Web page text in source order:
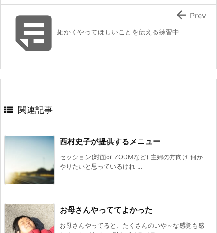
細かくやってほしいことを伝える練習中
 Prev
 関連記事
西村史子が提供するメニュー
セッション(対面or ZOOMなど) 主婦の方向け 何か
やりたいと思っているけれ ...
お母さんやっててよかった
お母さんやってると、たくさんのいや～な感覚も感